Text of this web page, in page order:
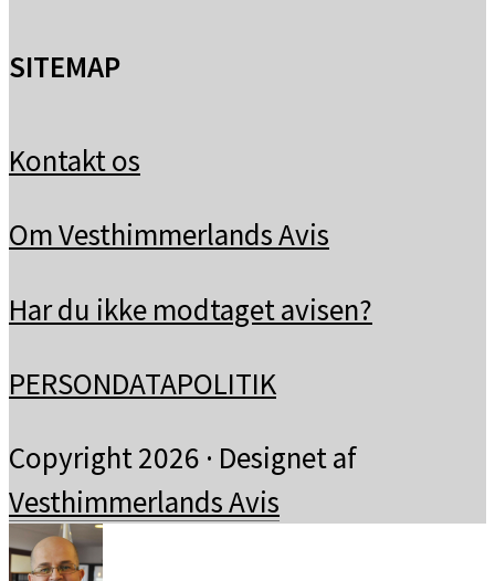
SITEMAP
Kontakt os
Om Vesthimmerlands Avis
Har du ikke modtaget avisen?
PERSONDATAPOLITIK
Copyright 2026 · Designet af
Vesthimmerlands Avis